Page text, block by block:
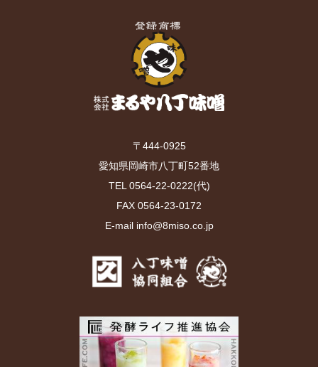
〒444-0925
愛知県岡崎市八丁町52番地
TEL 0564-22-0222(代)
FAX 0564-23-0172
E-mail info@8miso.co.jp